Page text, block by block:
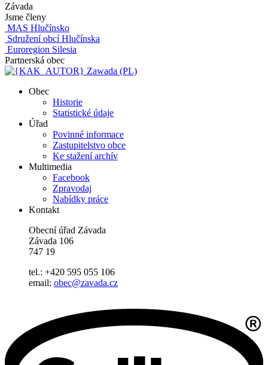
Závada
Jsme členy
MAS Hlučínsko
Sdružení obcí Hlučínska
Euroregion Silesia
Partnerská obec
Zawada (PL)
Obec
Historie
Statistické údaje
Úřad
Povinné informace
Zastupitelstvo obce
Ke stažení archív
Multimedia
Facebook
Zpravodaj
Nabídky práce
Kontakt
Obecní úřad Závada
Závada 106
747 19
tel.: +420 595 055 106
email: obec@zavada.cz